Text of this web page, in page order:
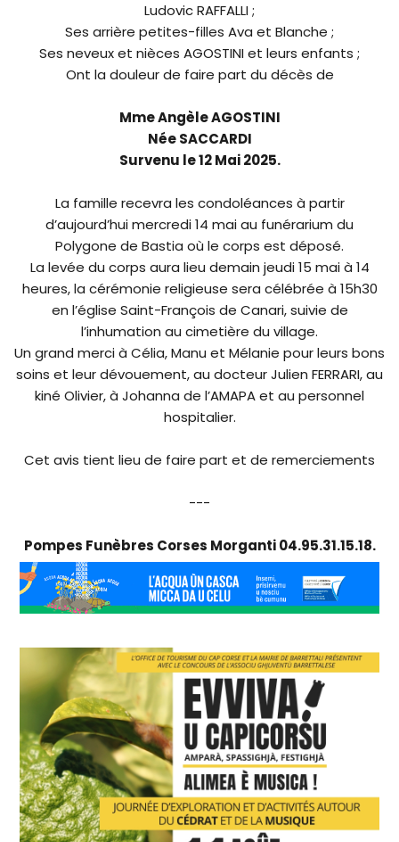
Ludovic RAFFALLI ;
Ses arrière petites-filles Ava et Blanche ;
Ses neveux et nièces AGOSTINI et leurs enfants ;
Ont la douleur de faire part du décès de
Mme Angèle AGOSTINI
Née SACCARDI
Survenu le 12 Mai 2025.
La famille recevra les condoléances à partir
d’aujourd’hui mercredi 14 mai au funérarium du
Polygone de Bastia où le corps est déposé.
La levée du corps aura lieu demain jeudi 15 mai à 14
heures, la cérémonie religieuse sera célébrée à 15h30
en l’église Saint-François de Canari, suivie de
l’inhumation au cimetière du village.
Un grand merci à Célia, Manu et Mélanie pour leurs bons
soins et leur dévouement, au docteur Julien FERRARI, au
kiné Olivier, à Johanna de l’AMAPA et au personnel
hospitalier.
Cet avis tient lieu de faire part et de remerciements
---
Pompes Funèbres Corses Morganti 04.95.31.15.18.